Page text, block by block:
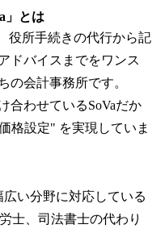
」とは
役所手続きの代行から記
ドバイスまでをワンス
の会計事務所です。
合わせているSoVaだか
格設定" を実現していま
広い分野に対応している
士、司法書士の代わり